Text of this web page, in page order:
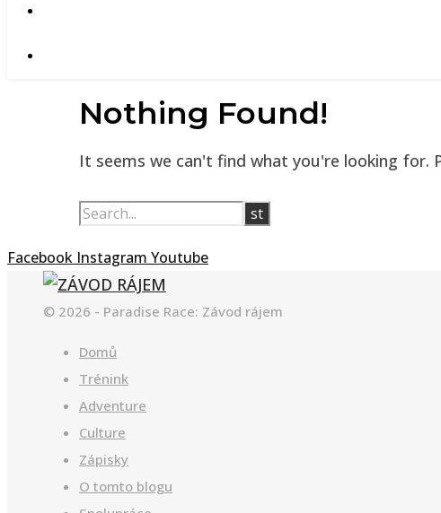
Nothing Found!
It seems we can't find what you're looking for.
Facebook Instagram Youtube
© 2026 - Paradise Race: Závod rájem
Domů
Trénink
Adventure
Culture
Zápisky
O tomto blogu